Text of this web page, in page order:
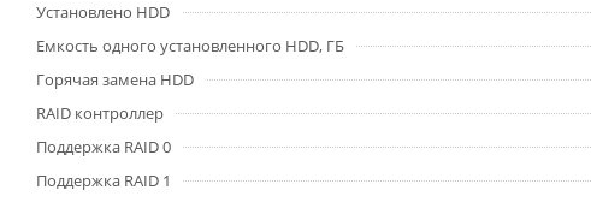
Установлено HDD
Емкость одного установленного HDD, ГБ
Горячая замена HDD
RAID контроллер
Поддержка RAID 0
Поддержка RAID 1